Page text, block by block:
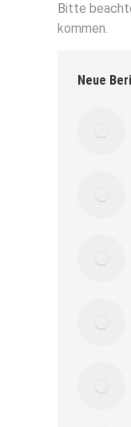
Bitte
kommen.
Neue